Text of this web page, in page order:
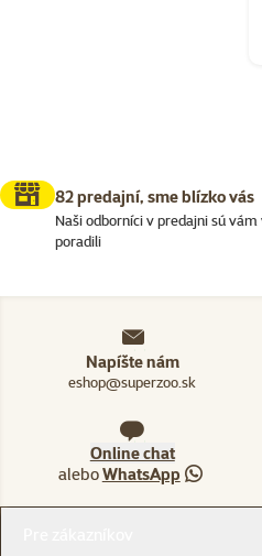
82 predajní, sme blízko vás
Naši odborníci v predajni sú
poradili
Napíšte nám
eshop@superzoo.sk
Online chat
aleboWhatsApp